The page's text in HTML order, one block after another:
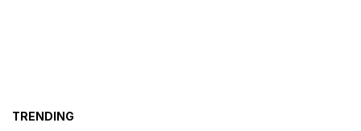
TRENDING